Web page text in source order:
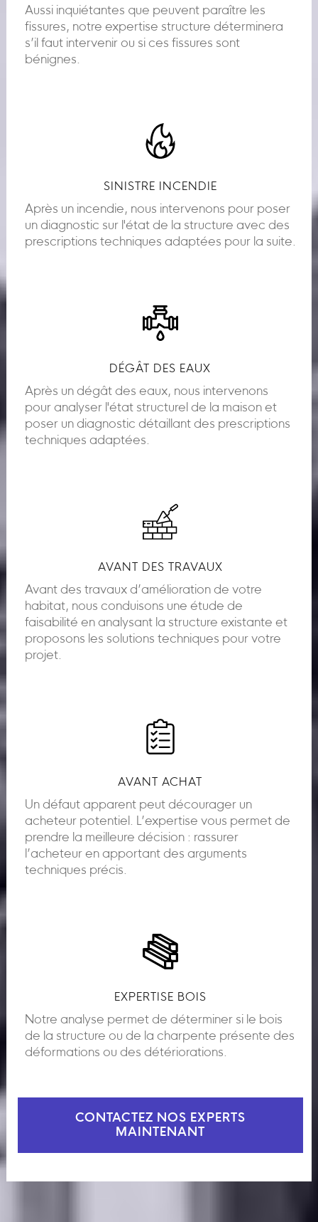
Aussi inquiétantes que peuvent paraître les
fissures, notre expertise structure déterminera
s’il faut intervenir ou si ces fissures sont
bénignes.
SINISTRE INCENDIE
Après un incendie, nous intervenons pour poser
un diagnostic sur l'état de la structure avec des
prescriptions techniques adaptées pour la suite.
DÉGÂT DES EAUX
Après un dégât des eaux, nous intervenons
pour analyser l'état structurel de la maison et
poser un diagnostic détaillant des prescriptions
techniques adaptées.
AVANT DES TRAVAUX
Avant des travaux d’amélioration de votre
habitat, nous conduisons une étude de
faisabilité en analysant la structure existante et
proposons les solutions techniques pour votre
projet.
AVANT ACHAT
Un défaut apparent peut décourager un
acheteur potentiel. L’expertise vous permet de
prendre la meilleure décision : rassurer
l’acheteur en apportant des arguments
techniques précis.
EXPERTISE BOIS
Notre analyse permet de déterminer si le bois
de la structure ou de la charpente présente des
déformations ou des détériorations.
CONTACTEZ NOS EXPERTS
MAINTENANT